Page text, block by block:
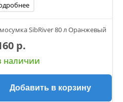
SibRiver 80 л Оранжевый
р.
наличии
Добавить в корзину